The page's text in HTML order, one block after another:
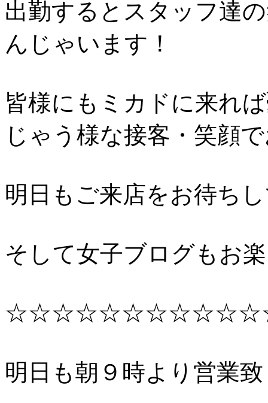
出勤するとスタッフ達
んじゃいます！
皆様にもミカドに来れ
じゃう様な接客・笑顔
明日もご来店をお待ち
そして女子ブログもお
明日も朝９時より営業